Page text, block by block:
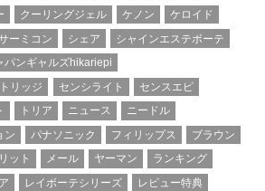
クーリングジェル ケノン
ケロイド
ーミコン シェア
シャインエステボーテ
パンギャルズhikariepi
リッジ
センシライト
センスエピ
トリア ニュース
ニードル
ン パナソニック フィリップス
ブラウン
ット メール ヤーマン
ランキング
レイボーテシリーズ
レビュー特典